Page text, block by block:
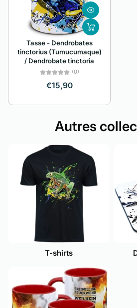
Tasse - Dendrobates
tinctorius (Tumucumaque)
/ Dendrobate tinctoria
(0)
€15,90
Autres
T-shirts